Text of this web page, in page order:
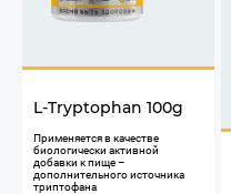
L-Tryptophan 100g
Применяется в качестве
биологически активной
добавки к пище –
дополнительного источника
триптофана